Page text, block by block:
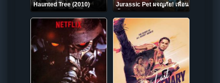
Haunted Tree (2010)
Jurassic Pet ผจญภัย! เพื่อน
ซี้ ไดโนเสาร์ (2019)